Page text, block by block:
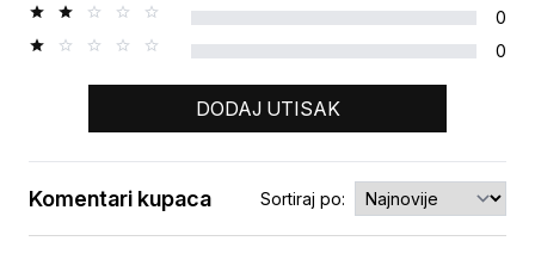
0
0
DODAJ UTISAK
Ocjena
Komentari kupaca Sortiraj po: